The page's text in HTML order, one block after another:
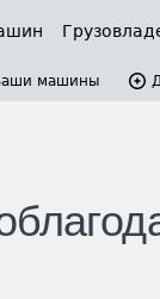
машины